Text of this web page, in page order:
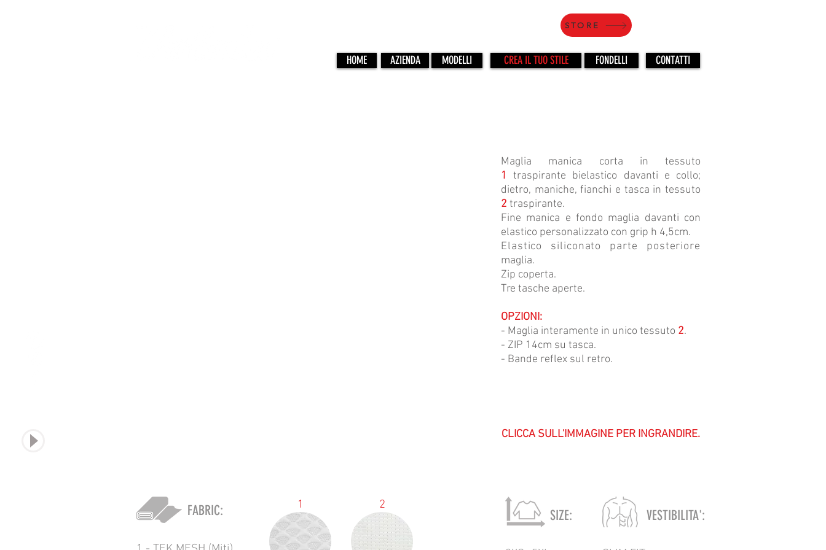
FONDELLI CONTATTI
CREA IL TUO STILE
HOME AZIENDA MODELLI
STORE
Maglia manica corta in tessuto
1
traspirante bielastico davanti e collo;
dietro, maniche, fianchi e tasca in tessuto
2 traspirante.
Fine manica e fondo maglia davanti con
elastico personalizzato con grip h 4,5cm.
Elastico siliconato parte posteriore
maglia.
Zip coperta.
Tre tasche aperte.
OPZIONI:
- Maglia interamente in unico tessuto 2.
- ZIP 14cm su tasca.
- Bande reflex sul retro.
CLICCA SULL'IMMAGINE PER INGRANDIRE.
FABRIC: 1 2
SIZE: VESTIBILITA':